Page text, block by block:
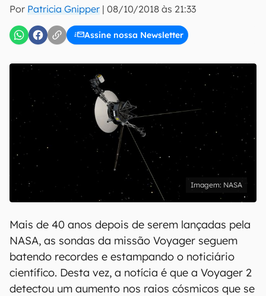
Por Patricia Gnipper | 08/10/2018 às 21:33
Assine nossa Newsletter
inscreva-se
Uso e Política de Privacidade do Canaltech.
NASA
Mais de 40 anos depois de serem lançadas pela
NASA, as sondas da missão Voyager seguem
batendo recordes e estampando o noticiário
científico. Desta vez, a notícia é que a Voyager 2
detectou um aumento nos raios cósmicos que se